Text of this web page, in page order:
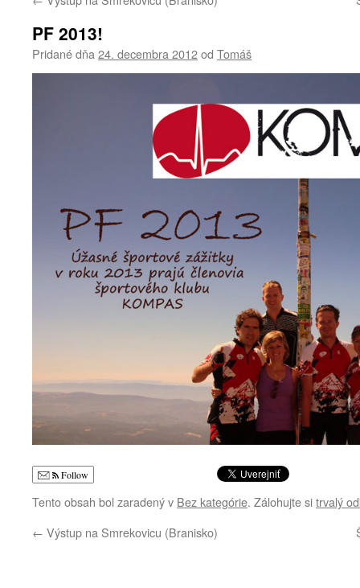
PF 2013!
Pridané dňa 24. decembra 2012od Tomáš
Follow
Tento obsah bol zaradený v Bez kategórie. Zálohujte sitrvalý
← Výstup na Smrekovicu (Branisko)